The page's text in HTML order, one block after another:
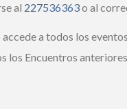
al227536363o al
a todos los
los Encuentros anteriores.